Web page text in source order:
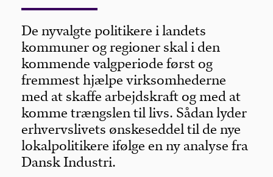
De nyvalgte politikere i landets
kommuner og regioner skal i den
kommende valgperiode først og
fremmest hjælpe virksomhederne
med at skaffe arbejdskraft og med at
komme trængslen til livs. Sådan lyder
erhvervslivets ønskeseddel til de nye
lokalpolitikere ifølge en ny analyse fra
Dansk Industri.